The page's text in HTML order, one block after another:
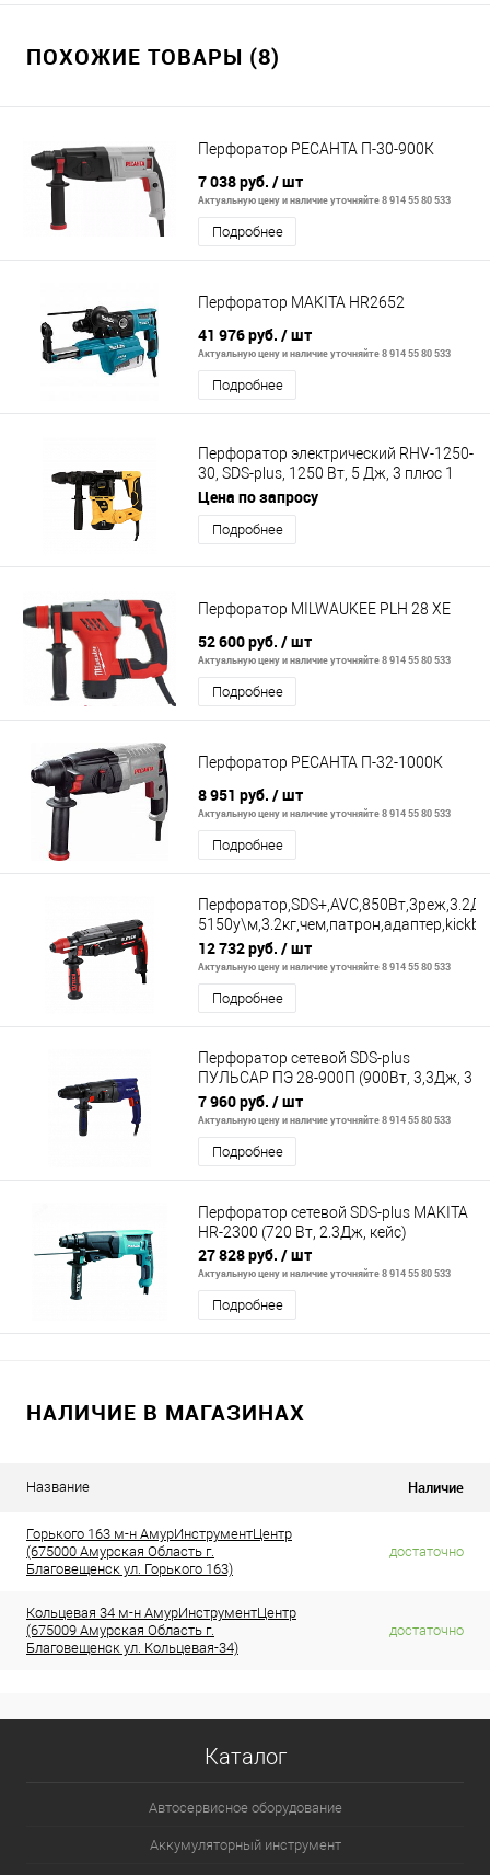
ПОХОЖИЕ ТОВАРЫ (8)
Перфоратор РЕСАНТА П-30-900К
7 038 руб. / шт
Актуальную цену и наличие уточняйте 8 914 55 80 533
Подробнее
Перфоратор MAKITA HR2652
41 976 руб. / шт
Актуальную цену и наличие уточняйте 8 914 55 80 533
Подробнее
Перфоратор электрический RHV-1250-
30, SDS-plus, 1250 Вт, 5 Дж, 3 плюс 1
реж.// Denzel
Цена по запросу
Подробнее
Перфоратор MILWAUKEE PLH 28 XE
52 600 руб. / шт
Актуальную цену и наличие уточняйте 8 914 55 80 533
Подробнее
Перфоратор РЕСАНТА П-32-1000К
8 951 руб. / шт
Актуальную цену и наличие уточняйте 8 914 55 80 533
Подробнее
protaction
12 732 руб. / шт
Актуальную цену и наличие уточняйте 8 914 55 80 533
Подробнее
Перфоратор сетевой SDS-plus
ПУЛЬСАР ПЭ 28-900П (900Вт, 3,3Дж, 3
режима, съёмный патрон, 2,9кг)
7 960 руб. / шт
Актуальную цену и наличие уточняйте 8 914 55 80 533
Подробнее
Перфоратор сетевой SDS-plus MAKITA
HR-2300 (720 Вт, 2.3Дж, кейс)
27 828 руб. / шт
Актуальную цену и наличие уточняйте 8 914 55 80 533
Подробнее
НАЛИЧИЕ В МАГАЗИНАХ
Название Наличие
Горького 163 м-н АмурИнструментЦентр
(675000 Амурская Область г.
Благовещенск ул. Горького 163)
достаточно
Кольцевая 34 м-н АмурИнструментЦентр
(675009 Амурская Область г.
Благовещенск ул. Кольцевая-34)
достаточно
Каталог
Автосервисное оборудование
Аккумуляторный инструмент